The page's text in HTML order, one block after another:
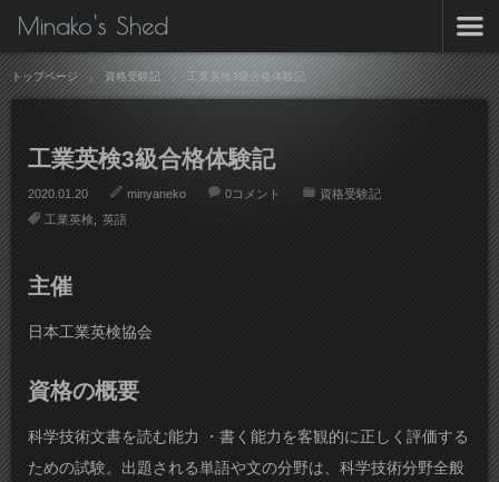
Minako's Shed
トップページ 資格受験記 工業英検3級合格体験記
工業英検3級合格体験記
2020.01.20 minyaneko 0コメント
資格受験記
工業英検
英語
主催
日本工業英検協会
資格の概要
科学技術文書を読む能力 ・書く能力を客観的に正しく評価する
ための試験。出題される単語や文の分野は、科学技術分野全般